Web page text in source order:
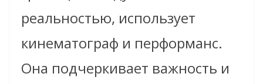
реальностью, использует
кинематограф и перформанс.
Она подчеркивает важность и